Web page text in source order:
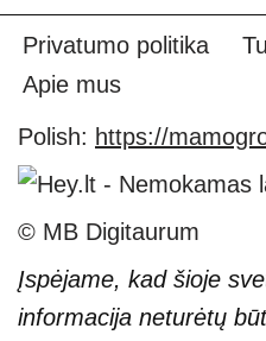
Privatumo politika
Apie mus
Polish: https://
© MB Digitaurum
Įspėjame, kad šioje
informacija neturėtų